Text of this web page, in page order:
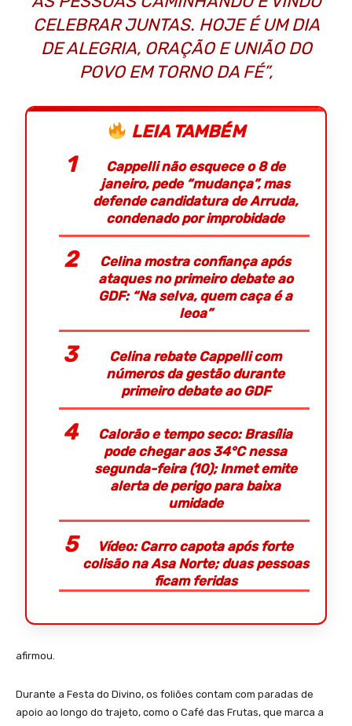
CELEBRAR JUNTAS. HOJE É UM DIA
DE ALEGRIA, ORAÇÃO E UNIÃO DO
POVO EM TORNO DA FÉ”,
LEIA TAMBÉM
Cappelli não esquece o 8 de
janeiro, pede “mudança”, mas
defende candidatura de Arruda,
condenado por improbidade
Celina mostra confiança após
ataques no primeiro debate ao
GDF: “Na selva, quem caça é a
leoa”
Celina rebate Cappelli com
números da gestão durante
primeiro debate ao GDF
Calorão e tempo seco: Brasília
pode chegar aos 34°C nessa
segunda-feira (10); Inmet emite
alerta de perigo para baixa
umidade
Vídeo: Carro capota após forte
colisão na Asa Norte; duas pessoas
ficam feridas
afirmou.
Durante a Festa do Divino, os foliões contam com paradas de
apoio ao longo do trajeto, como o Café das Frutas, que marca a